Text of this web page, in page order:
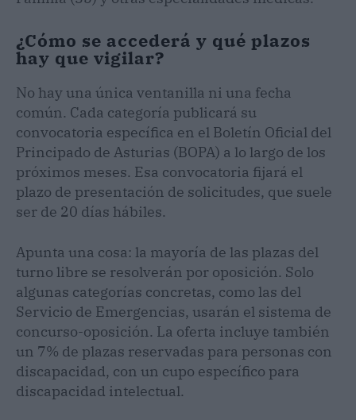
¿Cómo se accederá y qué plazos
hay que vigilar?
No hay una única ventanilla ni una fecha
común. Cada categoría publicará su
convocatoria específica en el Boletín Oficial del
Principado de Asturias (BOPA) a lo largo de los
próximos meses. Esa convocatoria fijará el
plazo de presentación de solicitudes, que suele
ser de 20 días hábiles.
Apunta una cosa: la mayoría de las plazas del
turno libre se resolverán por oposición. Solo
algunas categorías concretas, como las del
Servicio de Emergencias, usarán el sistema de
concurso-oposición. La oferta incluye también
un 7% de plazas reservadas para personas con
discapacidad, con un cupo específico para
discapacidad intelectual.